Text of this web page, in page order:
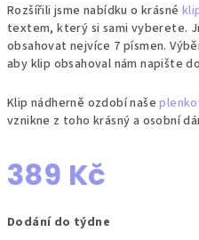
Rozšířili jsme nabídku o krásné
textem, který si sami vyberete.
obsahovat nejvíce 7 písmen.
aby klip obsahoval nám napište
Klip nádherně ozdobí naše
vznikne z toho krásný a osobní
389 Kč
cena:
Dodání do týdne